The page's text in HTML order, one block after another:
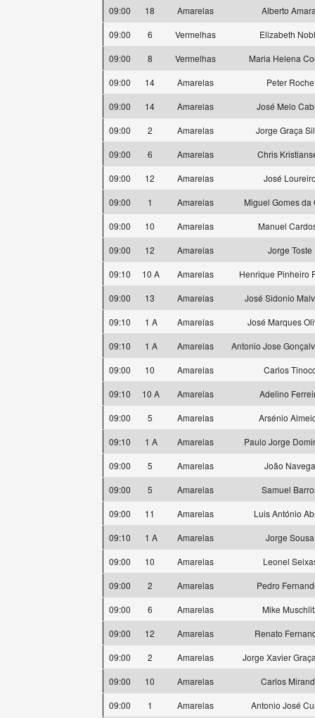
09:00
18 Amarelas
Alberto
09:00
6 Vermelhas
Elizabeth
09:00
8 Vermelhas
Maria Helena
09:00
14 Amarelas
Peter Roche
09:00
14 Amarelas
José Melo
09:00
2 Amarelas
Jorge Graça
09:00
6 Amarelas
Chris
09:00
12 Amarelas
José
09:00
1 Amarelas
Miguel Gomes da
09:00
10 Amarelas
Manuel
09:00
12 Amarelas
Jorge Toste
09:10
10 A Amarelas
Henrique Pinheiro
09:00
13 Amarelas
José Sidonio
09:10
1 A Amarelas
José Marques
09:10
1 A Amarelas
Antonio Jose
09:00
10 Amarelas
Carlos
09:10
10 A Amarelas
Adelino
09:00
5 Amarelas
Arsénio
09:10
1 A Amarelas
Paulo Jorge
09:00
5 Amarelas
João Navega
09:00
5 Amarelas
Samuel
09:00
11 Amarelas
Luis António
09:10
1 A Amarelas
Jorge Sousa
09:00
10 Amarelas
Leonel
09:00
2 Amarelas
Pedro
09:00
6 Amarelas
Mike
09:00
12 Amarelas
Renato
09:00
2 Amarelas
Jorge Xavier
09:00
10 Amarelas
Carlos
09:00
1 Amarelas Antonio José